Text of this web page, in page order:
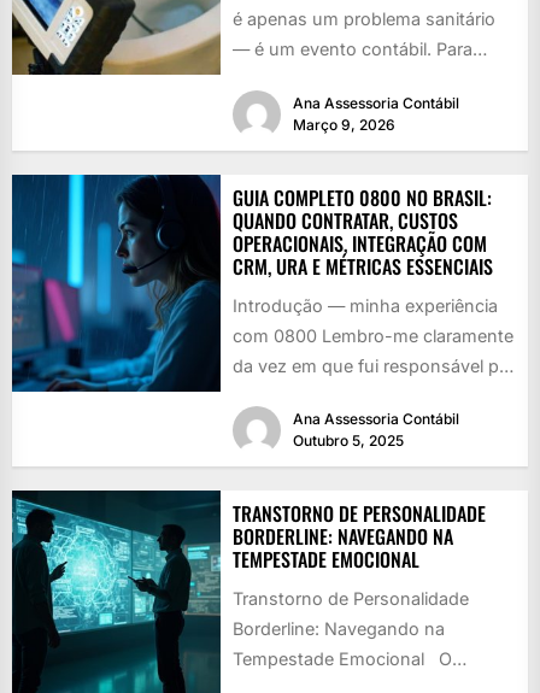
é apenas um problema sanitário
— é um evento contábil. Para
Ana Assessoria Contábil
Março 9, 2026
GUIA COMPLETO 0800 NO BRASIL:
QUANDO CONTRATAR, CUSTOS
OPERACIONAIS, INTEGRAÇÃO COM
CRM, URA E MÉTRICAS ESSENCIAIS
Introdução — minha experiência
com 0800 Lembro-me claramente
da vez em que fui responsável por
0800...
Ana Assessoria Contábil
Outubro 5, 2025
TRANSTORNO DE PERSONALIDADE
BORDERLINE: NAVEGANDO NA
TEMPESTADE EMOCIONAL
Transtorno de Personalidade
Borderline: Navegando na
Tempestade Emocional O